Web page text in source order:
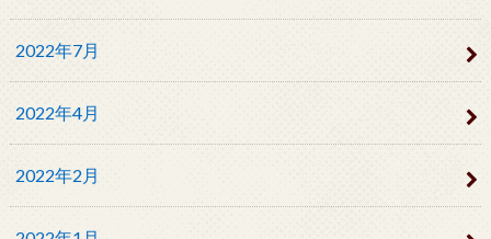
2022年7月
2022年4月
2022年2月